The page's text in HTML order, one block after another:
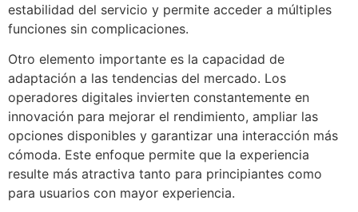
estabilidad del servicio y permite acceder a múltiples
funciones sin complicaciones.
Otro elemento importante es la capacidad de
adaptación a las tendencias del mercado. Los
operadores digitales invierten constantemente en
innovación para mejorar el rendimiento, ampliar las
opciones disponibles y garantizar una interacción más
cómoda. Este enfoque permite que la experiencia
resulte más atractiva tanto para principiantes como
para usuarios con mayor experiencia.